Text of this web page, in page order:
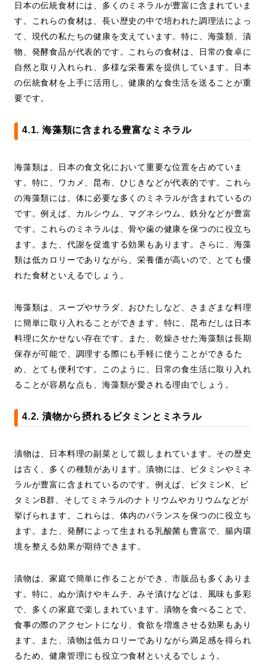
日本の伝統食材には、多くのミネラルが豊富に含まれていま
す。これらの食材は、長い歴史の中で培われた調理法によっ
て、現代の私たちの健康を支えています。特に、海藻類、漬
物、発酵食品が代表的です。これらの食材は、日常の食卓に
自然と取り入れられ、多様な栄養素を提供しています。日本
の伝統食材を上手に活用し、健康的な食生活を送ることが重
要です。
4.1. 海藻類に含まれる豊富なミネラル
海藻類は、日本の食文化において重要な位置を占めていま
す。特に、ワカメ、昆布、ひじきなどが代表的です。これら
の海藻類には、体に必要な多くのミネラルが含まれているの
です。例えば、カルシウム、マグネシウム、鉄分などが豊富
です。これらのミネラルは、骨や歯の健康を保つのに役立ち
ます。また、代謝を促進する効果もあります。さらに、海藻
類は低カロリーでありながら、栄養価が高いので、とても優
れた食材といえるでしょう。
海藻類は、スープやサラダ、おひたしなど、さまざまな料理
に簡単に取り入れることができます。特に、昆布だしは日本
料理に欠かせない存在です。また、乾燥させた海藻類は長期
保存が可能で、調理する際にも手軽に使うことができるた
め、とても便利です。このように、日常の食生活に取り入れ
ることが容易な点も、海藻類が愛される理由でしょう。
4.2. 漬物から摂れるビタミンとミネラル
漬物は、日本料理の副菜として親しまれています。その歴史
は古く、多くの種類があります。漬物には、ビタミンやミネ
ラルが豊富に含まれているのです。例えば、ビタミンK、ビ
タミンB群、そしてミネラルのナトリウムやカリウムなどが
挙げられます。これらは、体内のバランスを保つのに役立ち
ます。また、発酵によって生まれる乳酸菌も豊富で、腸内環
境を整える効果が期待できます。
漬物は、家庭で簡単に作ることができ、市販品も多くありま
す。特に、ぬか漬けやキムチ、みそ漬けなどは、風味も多彩
で、多くの家庭で楽しまれています。漬物を食べることで、
食事の際のアクセントになり、食欲を増進させる効果もあり
ます。また、漬物は低カロリーでありながら満足感を得られ
るため、健康管理にも役立つ食材といえるでしょう。